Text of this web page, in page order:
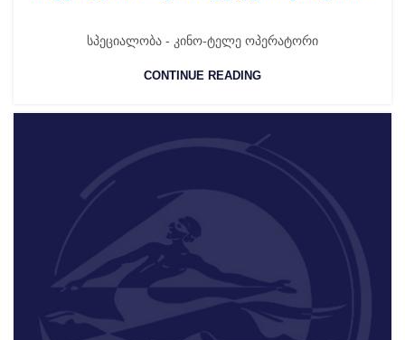
სპეციალობა - კინო-ტელე ოპერატორი
CONTINUE READING